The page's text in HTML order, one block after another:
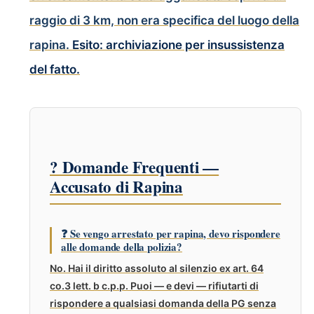
raggio di 3 km, non era specifica del luogo della
rapina. Esito: archiviazione per insussistenza
del fatto.
? Domande Frequenti —
Accusato di Rapina
❓ Se vengo arrestato per rapina, devo rispondere
alle domande della polizia?
No. Hai il diritto assoluto al silenzio ex art. 64
co.3 lett. b c.p.p. Puoi — e devi — rifiutarti di
rispondere a qualsiasi domanda della PG senza